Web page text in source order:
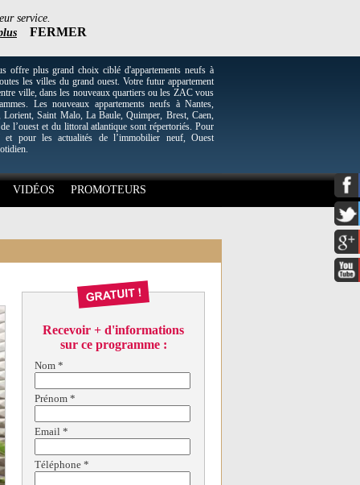
service.
FERMER
plus grand choix ciblé d'appartements neufs à
les villes du grand ouest. Votre futur appartement
ville, dans les nouveaux quartiers ou les ZAC vous
Les nouveaux appartements neufs à Nantes,
Lorient, Saint Malo, La Baule, Quimper, Brest, Caen,
l’ouest et du littoral atlantique sont répertoriés. Pour
et pour les actualités de l’immobilier neuf, Ouest
VIDÉOS PROMOTEURS
Recevoir + d'informations
sur ce programme :
Nom *
Prénom *
Email *
Téléphone *